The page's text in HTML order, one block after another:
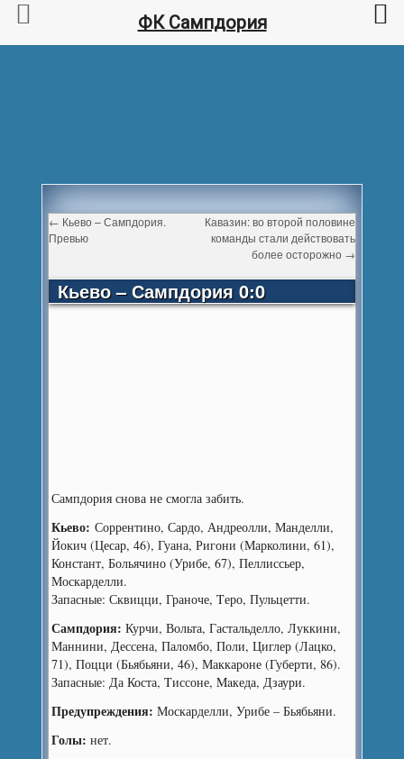
← Кьево – Сампдория.
Превью
Кавазин: во второй половине
команды стали действовать
более осторожно →
Кьево – Сампдория 0:0
Сампдория снова не смогла забить.
Кьево: Соррентино, Сардо, Андреолли, Манделли,
Йокич (Цесар, 46), Гуана, Ригони (Марколини, 61),
Констант, Больячино (Урибе, 67), Пеллиссьер,
Москарделли.
Запасные: Сквицци, Граноче, Tеро, Пульцетти.
Сампдория: Курчи, Вольта, Гастальделло, Луккини,
Маннини, Дессена, Паломбо, Поли, Циглер (Лацко,
71), Поцци (Бьябьяни, 46), Маккароне (Губерти, 86).
Запасные: Да Коста, Tиссоне, Maкеда, Дзаури.
Предупреждения: Москарделли, Урибе – Бьябьяни.
Голы: нет.
ФК Сампдория